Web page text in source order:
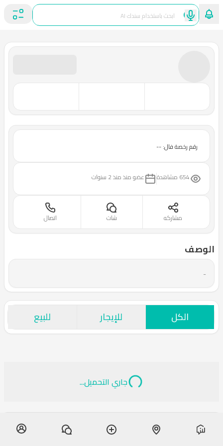
رقم رخصة فال: --
654 مشاهدة عضو منذمنذ 2 سنوات
اتصال شات مشاركه
الوصف
-
الكل للإيجار للبيع
جاري التحميل...